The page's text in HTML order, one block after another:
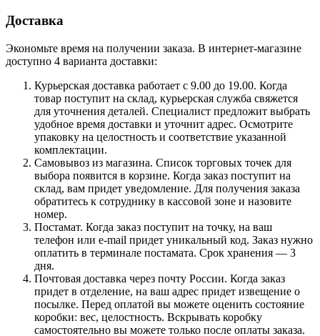
Доставка
Экономьте время на получении заказа. В интернет-магазине
доступно 4 варианта доставки:
Курьерская доставка работает с 9.00 до 19.00. Когда
товар поступит на склад, курьерская служба свяжется
для уточнения деталей. Специалист предложит выбрать
удобное время доставки и уточнит адрес. Осмотрите
упаковку на целостность и соответствие указанной
комплектации.
Самовывоз из магазина. Список торговых точек для
выбора появится в корзине. Когда заказ поступит на
склад, вам придет уведомление. Для получения заказа
обратитесь к сотруднику в кассовой зоне и назовите
номер.
Постамат. Когда заказ поступит на точку, на ваш
телефон или e-mail придет уникальный код. Заказ нужно
оплатить в терминале постамата. Срок хранения — 3
дня.
Почтовая доставка через почту России. Когда заказ
придет в отделение, на ваш адрес придет извещение о
посылке. Перед оплатой вы можете оценить состояние
коробки: вес, целостность. Вскрывать коробку
самостоятельно вы можете только после оплаты заказа.